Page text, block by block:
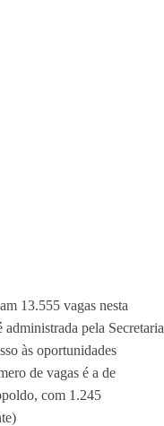
13.555 vagas nesta
pela Secretaria
às oportunidades
de vagas é a de
com 1.245